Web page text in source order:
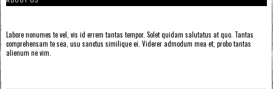
Labore nonumes te vel, vis id errem tantas tempor. Solet quidam salutatus at quo. Tantas
comprehensam te sea, usu sanctus similique ei. Viderer admodum mea et, probo tantas
alienum ne vim.